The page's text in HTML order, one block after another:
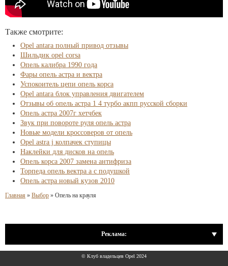
Также смотрите:
Opel antara полный привод отзывы
Шильдик opel corsa
Опель калибра 1990 года
Фары опель астра и вектра
Успокоитель цепи опель корса
Opel antara блок управления двигателем
Отзывы об опель астра 1 4 турбо акпп русской сборки
Опель астра 2007г хетчбек
Звук при повороте руля опель астра
Новые модели кроссоверов от опель
Opel astra j колпачек ступицы
Наклейки для дисков на опель
Опель корса 2007 замена антифриза
Торпеда опель вектра а с подушкой
Опель астра новый кузов 2010
Главная » Выбор » Опель на крауля
Реклама:
© Клуб владельцев Opel 2024